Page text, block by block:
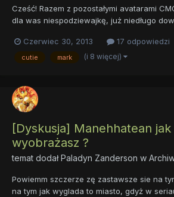
Cześć! Razem z pozostałymi avatarami
dla was niespodziewajkę, już niedługo
Każdy kto by przechodził obok
znajdującego się na Akrach Słodkich
Czerwiec 30, 2013 17 odpowiedzi
cutie mark (i 8 więcej)
[Dyskusja] Manehhatean
wyobrażasz ?
temat dodałPaladyn Zanderson w
Powiemm szczerze zę zastawsze sie na
na tym jak wyglada to miasto, gdyż w